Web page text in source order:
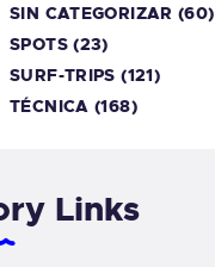
SIN CATEGORIZAR (60)
SPOTS(23)
SURF-TRIPS (121)
TÉCNICA (168)
Links